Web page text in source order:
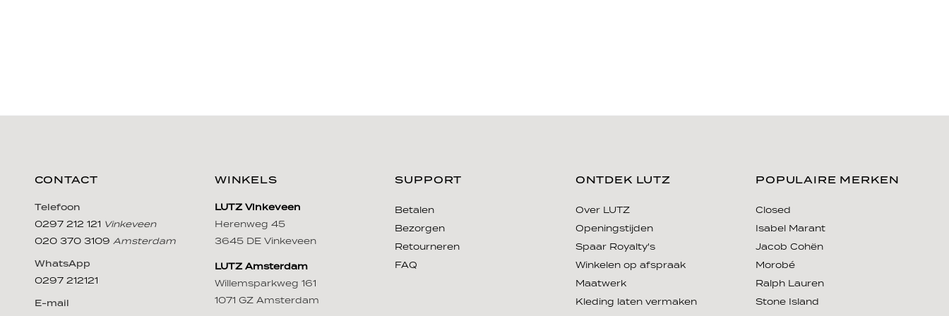
CONTACT
Telefoon
0297 212 121 Vinkeveen
020 370 3109 Amsterdam
WhatsApp
0297 212121
E-mail
WINKELS
LUTZ Vinkeveen
Herenweg 45
3645 DE Vinkeveen
LUTZ Amsterdam
Willemsparkweg 161
1071 GZ Amsterdam
SUPPORT
Betalen
Bezorgen
Retourneren
FAQ
ONTDEK LUTZ
Over LUTZ
Openingstijden
Spaar Royalty's
Winkelen op afspraak
Maatwerk
Kleding laten vermaken
POPULAIRE MERKEN
Closed
Isabel Marant
Jacob Cohën
Morobé
Ralph Lauren
Stone Island